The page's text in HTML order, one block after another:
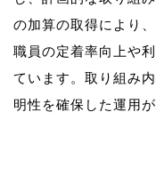
の加算の取得により
職員の定着率向上や
ています。取り組み